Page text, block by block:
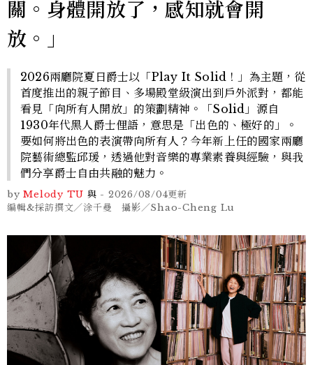
關。身體開放了，感知就會開
放。」
2026兩廳院夏日爵士以「Play It Solid！」為主題，從
首度推出的親子節目、多場殿堂級演出到戶外派對，都能
看見「向所有人開放」的策劃精神。「Solid」源自
1930年代黑人爵士俚語，意思是「出色的、極好的」。
要如何將出色的表演帶向所有人？今年新上任的國家兩廳
院藝術總監邱瑗，透過他對音樂的專業素養與經驗，與我
們分享爵士自由共融的魅力。
by Melody TU 與 - 2026/08/04更新
編輯&採訪撰文／涂千曼 攝影／Shao-Cheng Lu